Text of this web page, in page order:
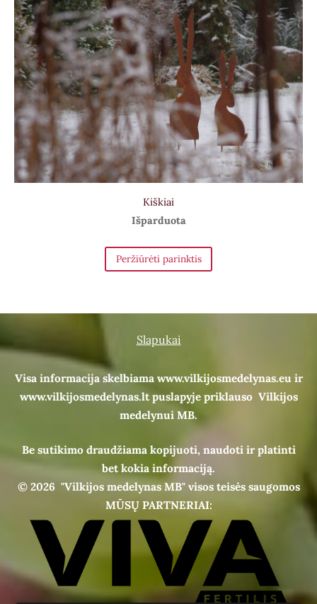
Kiškiai
Išparduota
Peržiūrėti parinktis
Slapukai
Visa informacija skelbiama www.vilkijosmedelynas.eu ir
www.vilkijosmedelynas.lt puslapyje priklauso Vilkijos
medelynui MB.
Be sutikimo draudžiama kopijuoti, naudoti ir platinti
bet kokia informaciją.
© 2026 "Vilkijos medelynas MB" visos teisės saugomos
MŪSŲ PARTNERIAI: